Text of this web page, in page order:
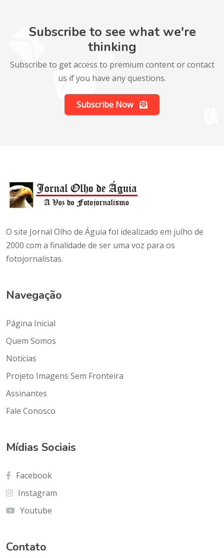
Subscribe to see what we're
thinking
Subscribe to get access to premium content or contact
us if you have any questions.
Subscribe Now
O site Jornal Olho de Águia foi idealizado em julho de
2000 com a finalidade de ser uma voz para os
fotojornalistas.
Navegação
Página Inicial
Quem Somos
Notícias
Projeto Imagens Sem Fronteira
Assinantes
Fale Conosco
Mídias Sociais
Facebook
Instagram
Youtube
Contato